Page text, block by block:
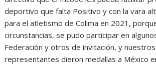
deportivo que falta Positivo y con la vara
para el atletismo de Colima en 2021,
circunstancias, se pudo participar en
Federación y otros de invitación, y
representantes dieron medallas a México